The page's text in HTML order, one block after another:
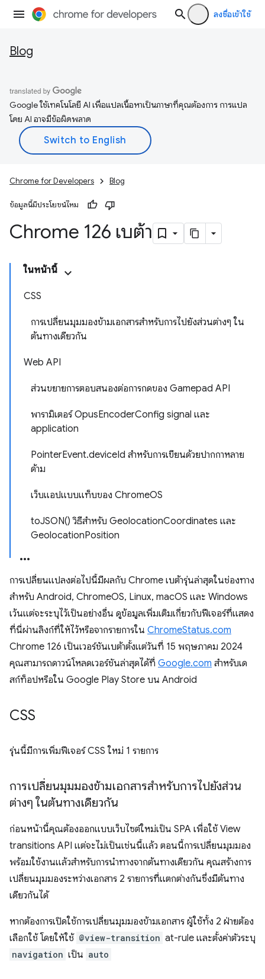
ลงชื่อเข้าใช้
Blog
Google ใช้เทคโนโลยี AI เพื่อแปลเนื้อหาเป็นภาษาที่คุณต้องการ การแปล
โดย AI อาจมีข้อผิดพลาด
Chrome for Developers Blog
ข้อมูลนี้มีประโยชน์ไหม
Chrome 126 เบต้า
ในหน้านี้
CSS
การเปลี่ยนมุมมองข้ามเอกสารสำหรับการไปยังส่วนต่างๆ ใน
ต้นทางเดียวกัน
Web API
ส่วนขยายการตอบสนองต่อการกดของ Gamepad API
พารามิเตอร์ OpusEncoderConfig signal และ
application
PointerEvent.deviceId สําหรับการเขียนด้วยปากกาหลาย
ด้าม
เว็บแอปแบบแท็บของ ChromeOS
toJSON() วิธีสำหรับ GeolocationCoordinates และ
GeolocationPosition
การเปลี่ยนแปลงต่อไปนี้มีผลกับ Chrome เบต้ารุ่นล่าสุดในช่องทาง
สำหรับ Android, ChromeOS, Linux, macOS และ Windows
เว้นแต่จะระบุไว้เป็นอย่างอื่น ดูข้อมูลเพิ่มเติมเกี่ยวกับฟีเจอร์ที่แสดง
ที่นี่ผ่านลิงก์ที่ให้ไว้หรือจากรายการใน ChromeStatus.com
Chrome 126 เป็นเวอร์ชันเบต้าตั้งแต่วันที่ 15 พฤษภาคม 2024
คุณสามารถดาวน์โหลดเวอร์ชันล่าสุดได้ที่ Google.com สำหรับเด
สก์ท็อปหรือใน Google Play Store บน Android
CSS
รุ่นนี้มีการเพิ่มฟีเจอร์ CSS ใหม่ 1 รายการ
การเปลี่ยนมุมมองข้ามเอกสารสำหรับการไปยังส่วน
ต่างๆ ในต้นทางเดียวกัน
ก่อนหน้านี้คุณต้องออกแบบเว็บไซต์ใหม่เป็น SPA เพื่อใช้ View
transitions API แต่จะไม่เป็นเช่นนี้แล้ว ตอนนี้การเปลี่ยนมุมมอง
พร้อมใช้งานแล้วสําหรับการนําทางจากต้นทางเดียวกัน คุณสร้างการ
เปลี่ยนมุมมองระหว่างเอกสาร 2 รายการที่แตกต่างกันซึ่งมีต้นทาง
เดียวกันได้
หากต้องการเปิดใช้การเปลี่ยนมุมมองข้ามเอกสาร ผู้ใช้ทั้ง 2 ฝ่ายต้อง
เลือกใช้ โดยให้ใช้ @view-transition at-rule และตั้งค่าตัวระบุ
navigation เป็น auto